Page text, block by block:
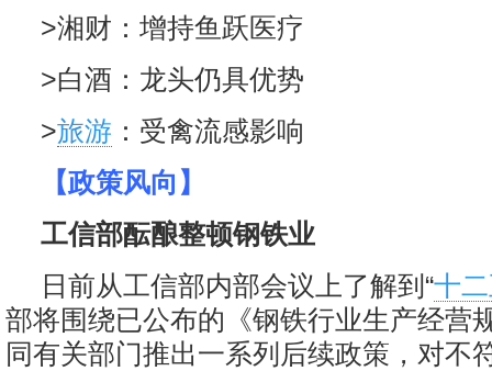
>湘财：增持鱼跃医疗
>白酒：龙头仍具优势
>旅游 ：受禽流感影响
【政策风向】
工信部酝酿整顿钢铁业
日前从工信部内部会议上了解到“十
部将围绕已公布的《钢铁行业生产经营
同有关部门推出一系列后续政策，对不